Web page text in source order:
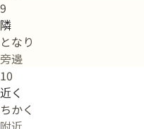
9
隣
となり
旁邊
10
近く
ちかく